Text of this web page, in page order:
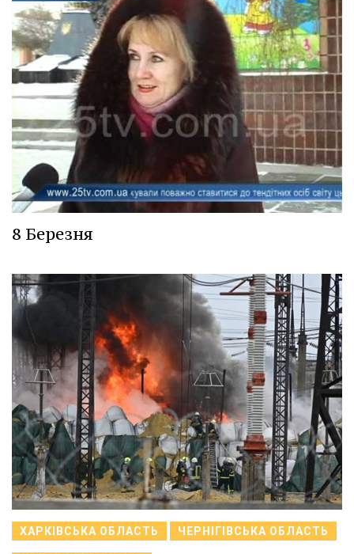
8 Березня
ХАРКІВСЬКА ОБЛАСТЬ ЧЕРНІГІВСЬКА ОБЛАСТЬ